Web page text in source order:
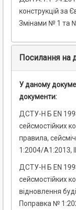
конструкцій за
Змінами № 1 та
Посилання на
У даному
документи:
ДСТУ-Н Б EN
сейсмостійких
правила,
1:2004/A1:2013,
ДСТУ-Н Б EN
сейсмостійких
відновлення
Поправка №